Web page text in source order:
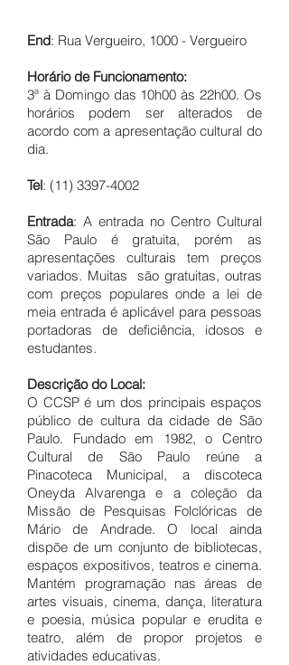
End: Rua Vergueiro, 1000 - Vergueiro
Horário de Funcionamento:
3ª à Domingo das 10h00 às 22h00. Os
horários podem ser alterados de
acordo com a apresentação cultural do
dia.
Tel: (11) 3397-4002
Entrada: A entrada no Centro Cultural
São Paulo é gratuita, porém as
apresentações culturais tem preços
variados. Muitas são gratuitas, outras
com preços populares onde a lei de
meia entrada é aplicável para pessoas
portadoras de deficiência, idosos e
estudantes.
Descrição do Local:
O CCSP é um dos principais espaços
público de cultura da cidade de São
Paulo. Fundado em 1982, o Centro
Cultural de São Paulo reúne a
Pinacoteca Municipal, a discoteca
Oneyda Alvarenga e a coleção da
Missão de Pesquisas Folclóricas de
Mário de Andrade. O local ainda
dispõe de um conjunto de bibliotecas,
espaços expositivos, teatros e cinema.
Mantém programação nas áreas de
artes visuais, cinema, dança, literatura
e poesia, música popular e erudita e
teatro, além de propor projetos e
atividades educativas.